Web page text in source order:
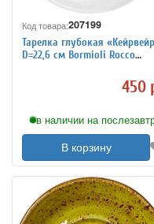
Код товара:207199
Тарелка глубокая
D=22,6 см Bormioli Rocco
450
в наличии на
В корзину